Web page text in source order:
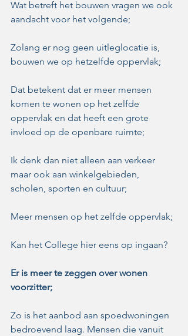
Wat betreft het bouwen vragen we ook
aandacht voor het volgende;
Zolang er nog geen uitleglocatie is,
bouwen we op hetzelfde oppervlak;
Dat betekent dat er meer mensen
komen te wonen op het zelfde
oppervlak en dat heeft een grote
invloed op de openbare ruimte;
Ik denk dan niet alleen aan verkeer
maar ook aan winkelgebieden,
scholen, sporten en cultuur;
Meer mensen op het zelfde oppervlak;
Kan het College hier eens op ingaan?
Er is meer te zeggen over wonen
voorzitter;
Zo is het aanbod aan spoedwoningen
bedroevend laag. Mensen die vanuit